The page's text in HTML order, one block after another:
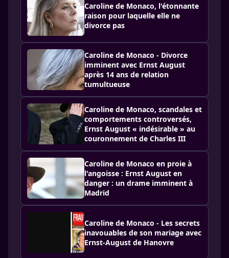
Caroline de Monaco, l'étonnante
raison pour laquelle elle ne
divorce pas
Caroline de Monaco - Divorce
imminent avec Ernst August
après 14 ans de relation
tumultueuse
Caroline de Monaco, scandales et
comportements controversés,
Ernst August « indésirable » au
couronnement de Charles III
Caroline de Monaco en proie à
l'angoisse : Ernst August en
danger : un drame imminent à
Madrid
Caroline de Monaco - Les secrets
inavouables de son mariage avec
Ernst-August de Hanovre